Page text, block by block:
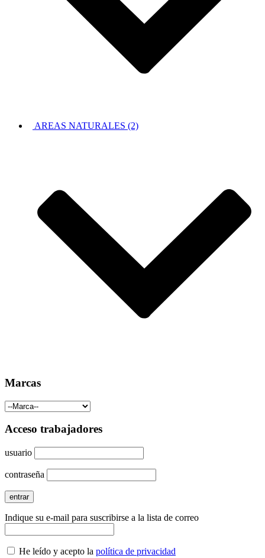
AREAS NATURALES (2)
Marcas
Acceso trabajadores
usuario
contraseña
Indique su e-mail para suscribirse a la lista de correo
He leído y acepto la política de privacidad